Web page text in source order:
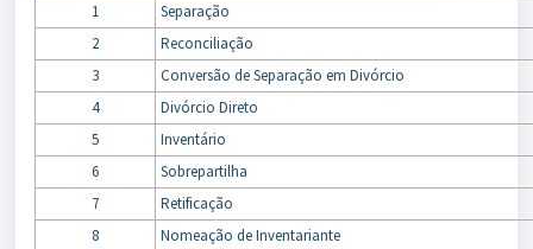
1
Separação
2
Reconciliação
3
Conversão de Separação em Divórcio
4
Divórcio Direto
5
Inventário
6
Sobrepartilha
7
Retificação
8
Nomeação de Inventariante